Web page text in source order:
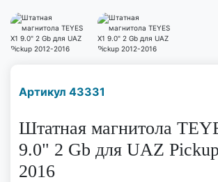
Артикул 43331
Штатная магнитола
9.0" 2 Gb для UAZ
2016